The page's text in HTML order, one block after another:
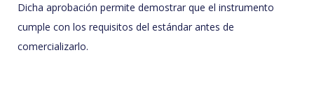
Dicha aprobación permite demostrar que el instrumento
cumple con los requisitos del estándar antes de
comercializarlo.